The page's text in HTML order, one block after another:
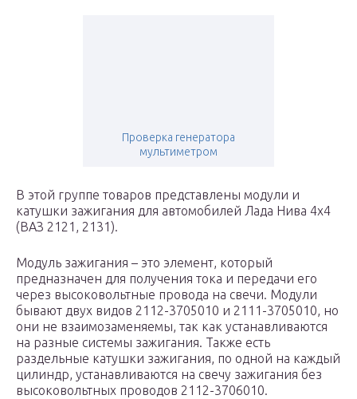
Проверка генератора
мультиметром
В этой группе товаров представлены модули и
катушки зажигания для автомобилей Лада Нива 4х4
(ВАЗ 2121, 2131).
Модуль зажигания – это элемент, который
предназначен для получения тока и передачи его
через высоковольтные провода на свечи. Модули
бывают двух видов 2112-3705010 и 2111-3705010, но
они не взаимозаменяемы, так как устанавливаются
на разные системы зажигания. Также есть
раздельные катушки зажигания, по одной на каждый
цилиндр, устанавливаются на свечу зажигания без
высоковольтных проводов 2112-3706010.